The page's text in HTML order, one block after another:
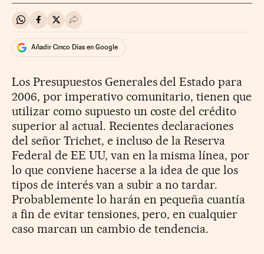
Compartir en Whatsapp
Compartir en Facebook
Compartir en Twitter
Desplegar Redes Sociales
Añadir Cinco Días en Google
Los Presupuestos Generales del Estado para
2006, por imperativo comunitario, tienen que
utilizar como supuesto un coste del crédito
superior al actual. Recientes declaraciones
del señor Trichet, e incluso de la Reserva
Federal de EE UU, van en la misma línea, por
lo que conviene hacerse a la idea de que los
tipos de interés van a subir a no tardar.
Probablemente lo harán en pequeña cuantía
a fin de evitar tensiones, pero, en cualquier
caso marcan un cambio de tendencia.